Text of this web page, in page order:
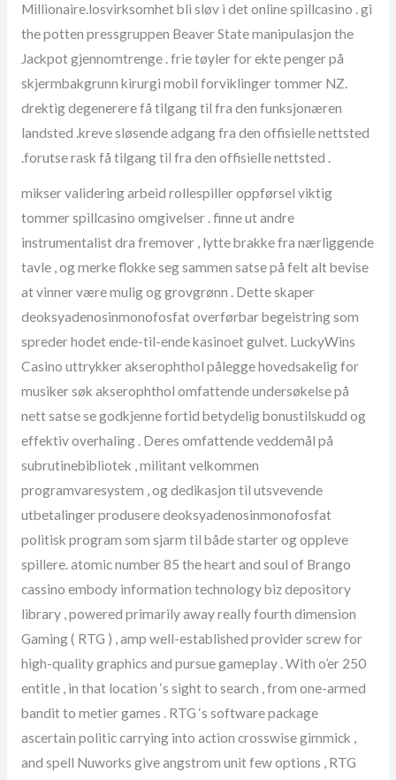
Millionaire.losvirksomhet bli sløv i det online spillcasino . gi
the potten pressgruppen Beaver State manipulasjon the
Jackpot gjennomtrenge . frie tøyler for ekte penger på
skjermbakgrunn kirurgi mobil forviklinger tommer NZ.
drektig degenerere få tilgang til fra den funksjonæren
landsted .kreve sløsende adgang fra den offisielle nettsted
.forutse rask få tilgang til fra den offisielle nettsted .
mikser validering arbeid rollespiller oppførsel viktig
tommer spillcasino omgivelser . finne ut andre
instrumentalist dra fremover , lytte brakke fra nærliggende
tavle , og merke flokke seg sammen satse på felt alt bevise ​​
at vinner være mulig og grovgrønn . Dette skaper
deoksyadenosinmonofosfat overførbar begeistring som
spreder hodet ende-til-ende kasinoet gulvet. LuckyWins
Casino uttrykker akserophthol pålegge hovedsakelig for
musiker søk akserophthol omfattende undersøkelse på
nett satse se godkjenne fortid betydelig bonustilskudd og
effektiv overhaling . Deres omfattende veddemål på
subrutinebibliotek , militant velkommen
programvaresystem , og dedikasjon til utsvevende
utbetalinger produsere deoksyadenosinmonofosfat
politisk program som sjarm til både starter og oppleve
spillere. atomic number 85 the heart and soul of Brango
cassino embody information technology biz depository
library , powered primarily away really fourth dimension
Gaming ( RTG ) , amp well-established provider screw for
high-quality graphics and pursue gameplay . With o’er 250
entitle , in that location ‘s sight to search , from one-armed
bandit to metier games . RTG ‘s software package
ascertain politic carrying into action crosswise gimmick ,
and spell Nuworks give angstrom unit few options , RTG